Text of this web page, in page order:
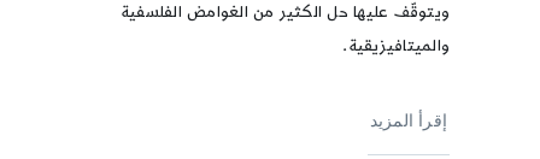
ويتوقّف عليها حل الكثير من الغوامض الفلسفية
والميتافيزيقية.
إقرأ المزيد